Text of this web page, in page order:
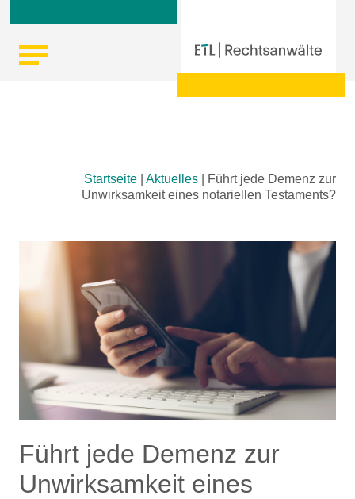
Startseite Aktuelles
Führt jede Demenz zur
Unwirksamkeit eines notariellen Testaments?
Führt jede Demenz zur
Unwirksamkeit eines